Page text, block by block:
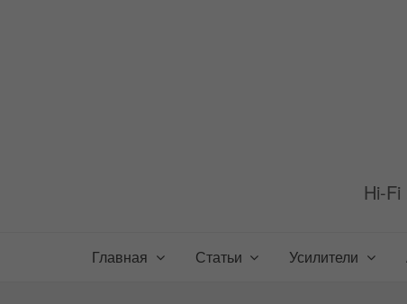
Hi-
Главная Статьи Усилители